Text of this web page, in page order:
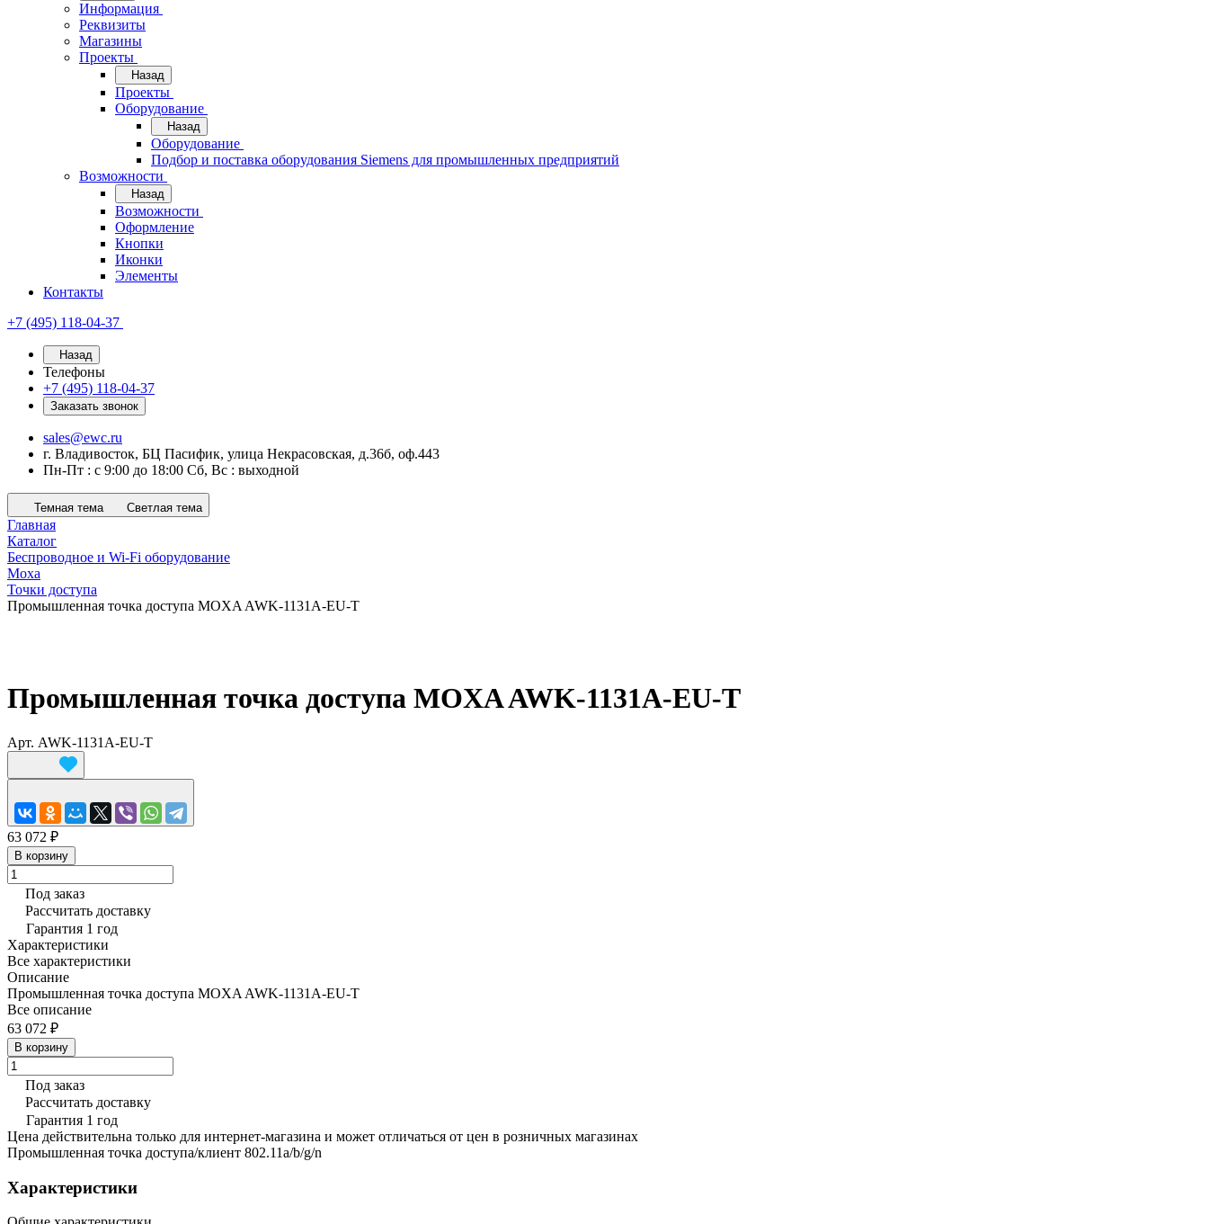
Информация
Реквизиты
Магазины
Проекты
Назад
Проекты
Оборудование
Назад
Оборудование
Подбор и поставка оборудования Siemens для промышленных предприятий
Возможности
Назад
Возможности
Оформление
Кнопки
Иконки
Элементы
Контакты
+7 (495) 118-04-37
Назад
Телефоны
+7 (495) 118-04-37
Заказать звонок
sales@ewc.ru
г. Владивосток, БЦ Пасифик, улица Некрасовская, д.36б, оф.443
Пн-Пт : с 9:00 до 18:00 Сб, Вс : выходной
Темная тема Светлая тема
Главная
Каталог
Беспроводное и Wi-Fi оборудование
Moxa
Точки доступа
Промышленная точка доступа MOXA AWK-1131A-EU-T
Промышленная точка доступа MOXA AWK-1131A-EU-T
Арт. AWK-1131A-EU-T
63 072 ₽
В корзину
Под заказ
Рассчитать доставку
Гарантия 1 год
Характеристики
Все характеристики
Описание
Промышленная точка доступа MOXA AWK-1131A-EU-T
Все описание
63 072 ₽
В корзину
Под заказ
Рассчитать доставку
Гарантия 1 год
Цена действительна только для интернет-магазина и может отличаться от цен в розничных магазинах
Промышленная точка доступа/клиент 802.11a/b/g/n
Характеристики